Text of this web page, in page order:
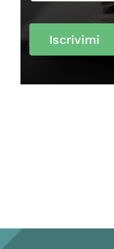
Iscrivimi